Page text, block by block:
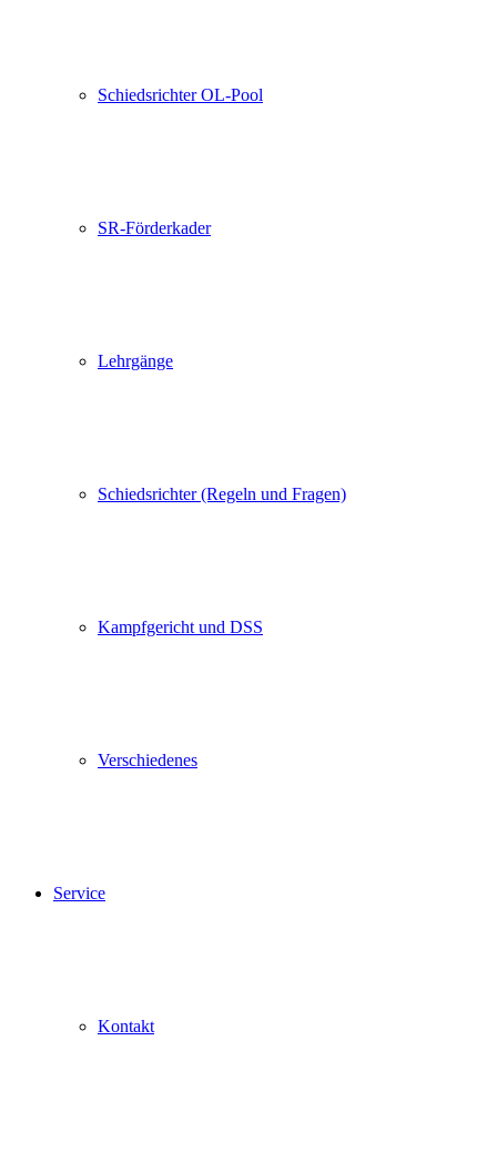
Schiedsrichter OL-Pool
SR-Förderkader
Lehrgänge
Schiedsrichter (Regeln und Fragen)
Kampfgericht und DSS
Verschiedenes
Service
Kontakt